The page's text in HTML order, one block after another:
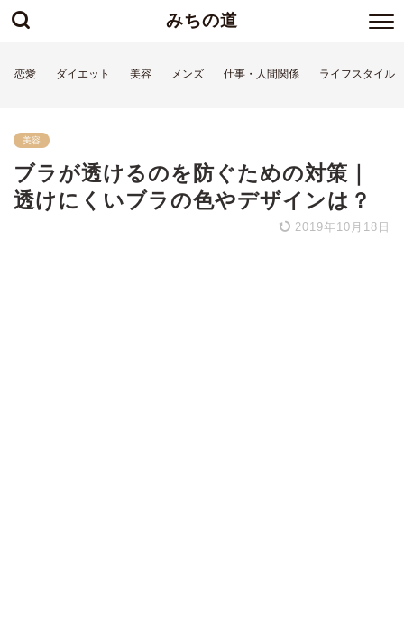
みちの道
恋愛 ダイエット 美容 メンズ 仕事・人間関係 ライフスタイル
美容
ブラが透けるのを防ぐための対策｜
透けにくいブラの色やデザインは？
2019年10月18日